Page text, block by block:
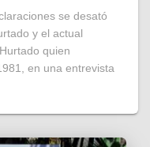
se desató
y el actual
quien
en una entrevista